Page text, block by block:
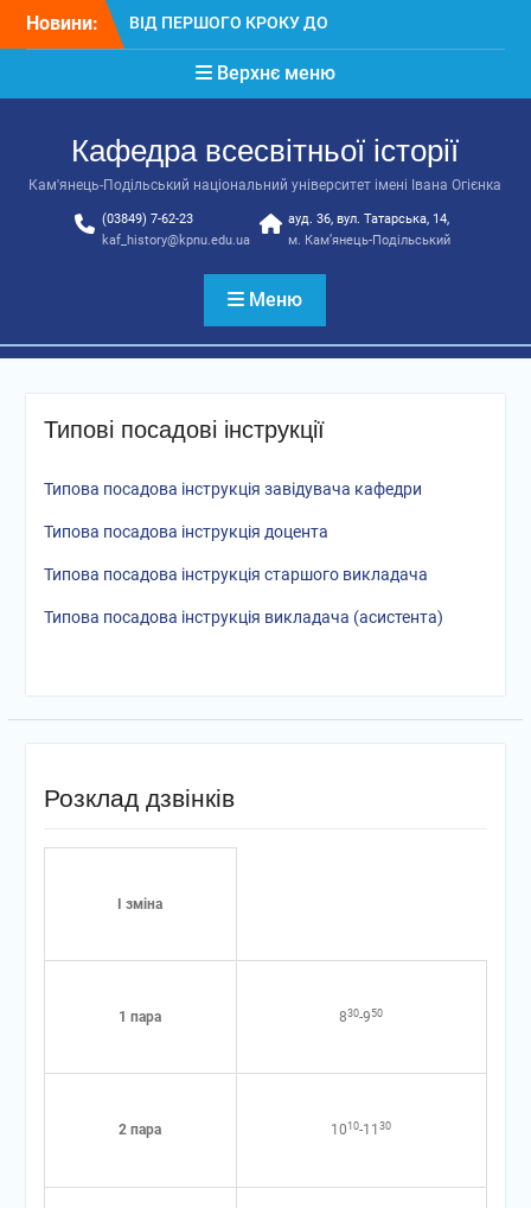
Новини:
ВІД ПЕРШОГО КРОКУ ДО
ВЕЛИКОЇ НАУКИ: У К-ПНУ
ІМЕНІ ІВАНА ОГІЄНКА
ПРЕЗЕНТУВАЛИ ХІІ
НАУКОВИХ СТУДІЙ
Вітаємо!
Результат творчої
співпраці студентів різних
факультетів
Верхнє меню
Кафедра всесвітньої історії
Кам'янець-Подільський національний університет імені Івана Огієнка
(03849) 7-62-23
kaf_history@kpnu.edu.ua
ауд. 36, вул. Татарська, 14,
м. Кам’янець-Подільський
Меню
Типові посадові інструкції
Типова посадова інструкція завідувача кафедри
Типова посадова інструкція доцента
Типова посадова інструкція старшого викладача
Типова посадова інструкція викладача (асистента)
Розклад дзвінків
І зміна
1 пара 830-950
2 пара 1010-1130